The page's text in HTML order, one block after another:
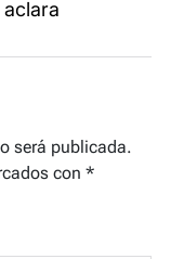
será publicada.
con *